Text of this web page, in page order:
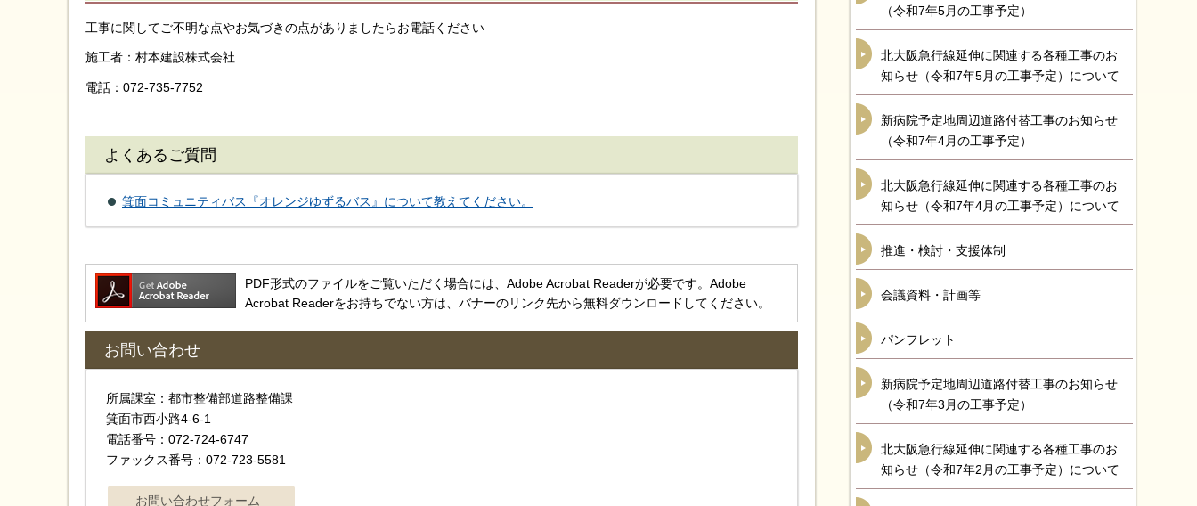
工事に関してご不明な点やお気づきの点がありましたらお電話ください
施工者：村本建設株式会社
電話：072-735-7752
よくあるご質問
箕面コミュニティバス『オレンジゆずるバス』について教えてください。
PDF形式のファイルをご覧いただく場合には、Adobe Acrobat Readerが必要です。Adobe
Acrobat Readerをお持ちでない方は、バナーのリンク先から無料ダウンロードしてください。
お問い合わせ
所属課室：都市整備部道路整備課
箕面市西小路4-6-1
電話番号：072-724-6747
ファックス番号：072-723-5581
（令和7年5月の工事予定）
北大阪急行線延伸に関連する各種工事のお
知らせ（令和7年5月の工事予定）について
新病院予定地周辺道路付替工事のお知らせ
（令和7年4月の工事予定）
北大阪急行線延伸に関連する各種工事のお
知らせ（令和7年4月の工事予定）について
推進・検討・支援体制
会議資料・計画等
パンフレット
新病院予定地周辺道路付替工事のお知らせ
（令和7年3月の工事予定）
北大阪急行線延伸に関連する各種工事のお
知らせ（令和7年2月の工事予定）について